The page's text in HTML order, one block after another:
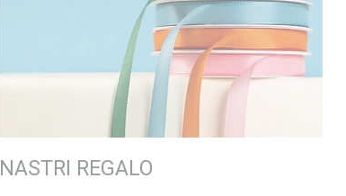
NASTRI REGALO